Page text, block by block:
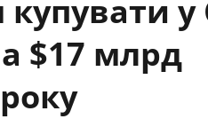
купувати
$17 млрд